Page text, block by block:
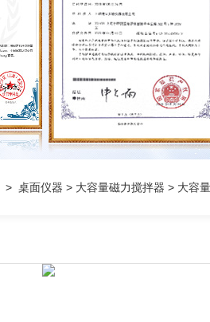
> 桌面仪器 > 大容量磁力搅拌器 > 大容